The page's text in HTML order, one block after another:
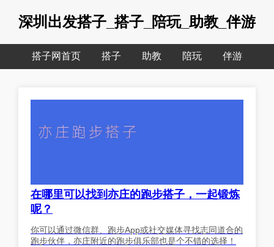
深圳出发搭子_搭子_陪玩_助教_伴游
搭子网首页 搭子 助教 陪玩 伴游
在哪里可以找到亦庄的跑步搭子，一起锻炼
呢？
你可以通过微信群、跑步App或社交媒体寻找志同道合的
跑步伙伴，亦庄附近的跑步俱乐部也是个不错的选择！